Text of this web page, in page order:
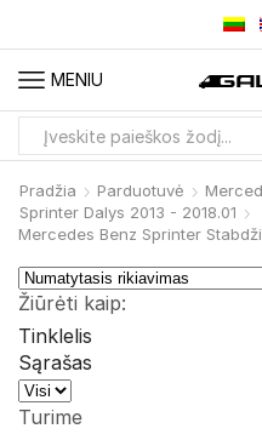
MENIU
Pradžia Parduotuvė
Sprinter Dalys 2013 - 2018.01
Mercedes Benz Sprinter
Žiūrėti kaip:
Tinklelis
Sąrašas
Produktai
viename
Turime